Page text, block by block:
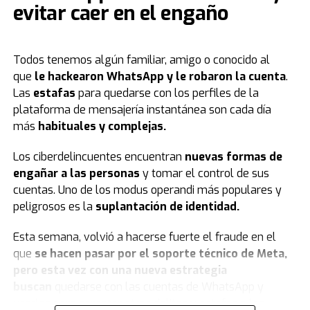
creación y edición de imágenes, que solo quedó
habilitada para a los usuarios pagos.
A un lado de aquella polémica, el señalamiento del
empresario tras el acuerdo entre Apple y Google se
suma a las repetidas críticas que realiza a OpenAI, la
organización detrás de ChatGPT, en cuya fundación
participó y de la que se marchó enemistado con sus
Fuente: TN
valor económico
dólares en 2025, creando más de 4 millones de
puestos de trabajo a nivel global.
Pero mientras más de 5300 millones de personas
tienen acceso a Internet, todavía hay 2600 millones que
el 37% de la población africana accede a la Red, frente
al 81% de los entornos urbanos globales. Además,
90% de las adolescentes y jóvenes en países en
desarrollo siguen sin acceso a Internet, y las
desarrollar habilidades digitales que los hombres.
Una puerta al mundo y a los riesgos
evitar caer en el engaño
Todos tenemos algún familiar, amigo o conocido al
que le hackearon WhatsApp y le robaron la cuenta.
Las estafas para quedarse con los perfiles de la
plataforma de mensajería instantánea son cada día
más habituales y complejas.
Los ciberdelincuentes encuentran nuevas formas de
engañar a las personas y tomar el control de sus
cuentas. Uno de los modus operandi más populares y
peligrosos es la suplantación de identidad.
Esta semana, volvió a hacerse fuerte el fraude en el
que se hacen pasar por el soporte técnico de Meta,
pero esta vez con una nueva estrategia
usarlas para cometer otros delitos y estafas a los